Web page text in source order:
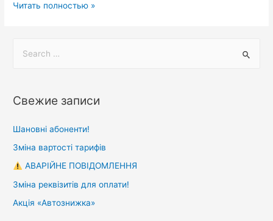
Читать полностью »
Свежие записи
Шановні абоненти!
Зміна вартості тарифів
АВАРІЙНЕ ПОВІДОМЛЕННЯ
Зміна реквізитів для оплати!
Акція «Автознижка»